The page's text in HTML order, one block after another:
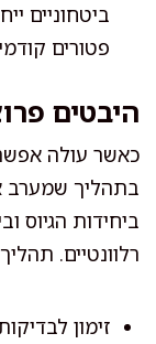
ביטחוניים
פטורים
היבטים
כאשר עולה
בתהליך שמערב
ביחידות הגיוס
רלוונטיים.
זימון